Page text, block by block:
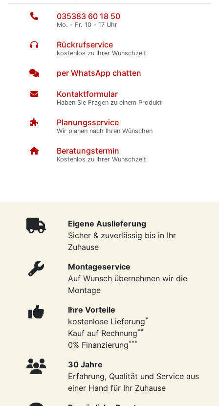
035383 60 18 50
Mo. - Fr. 10 - 17 Uhr
Rückrufservice
kostenlos zu Ihrer Wunschzeit
per WhatsApp chatten
Kontaktformular
Haben Sie Fragen zu einem Produkt
Planungsservice
Wir planen nach Ihren Wünschen
Beratungstermin
Kostenlos zu Ihrer Wunschzeit
Eigene Auslieferung
Sicher & zuverlässig bis in Ihr
Zuhause
Montageservice
Auf Wunsch übernehmen wir die
Montage
Ihre Vorteile
kostenlose Lieferung*
Kauf auf Rechnung**
0% Finanzierung***
30 Jahre
Erfahrung, Qualität und Service aus
einer Hand für Ihr Zuhause